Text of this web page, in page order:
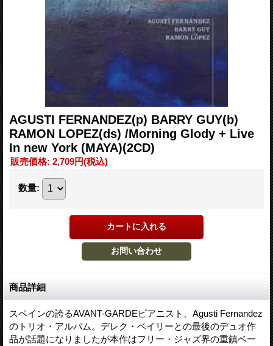
AGUSTI FERNANDEZ(p) BARRY GUY(b)
RAMON LOPEZ(ds) /Morning Glody + Live
In new York (MAYA)(2CD)
販売価格: 2,709円(税込)
数量:
商品詳細
スペインの誇るAVANT-GARDEピアニスト、Agusti Fernandez
のトリオ・アルバム。デレク・ベイリーとの最後のデュオ作
品が話題になりましたが本作はフリー・ジャズ界の重鎮ベー